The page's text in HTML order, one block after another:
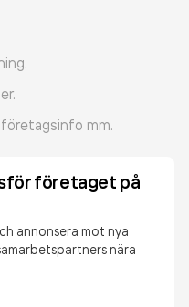
mm.
företaget på
annonsera mot nya
nära